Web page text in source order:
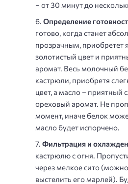
– от 30 минут до
Определение
готово, когда станет
прозрачным, приобретет
золотистый цвет и
аромат. Весь молочный
кастрюли, приобретя
цвет, а масло – приятный
ореховый аромат. Не
момент, иначе белок
масло будет испорчено.
Фильтрация и
кастрюлю с огня.
через мелкое сито
выстелить его марлей).